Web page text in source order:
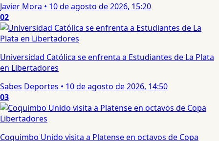
Javier Mora • 10 de agosto de 2026, 15:20
02
Universidad Católica se enfrenta a Estudiantes de La Plata
en Libertadores
Sabes Deportes • 10 de agosto de 2026, 14:50
03
Coquimbo Unido visita a Platense en octavos de Copa